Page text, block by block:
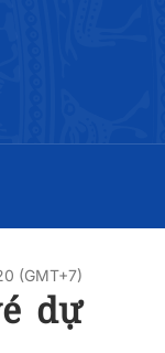
(GMT+7)
dự